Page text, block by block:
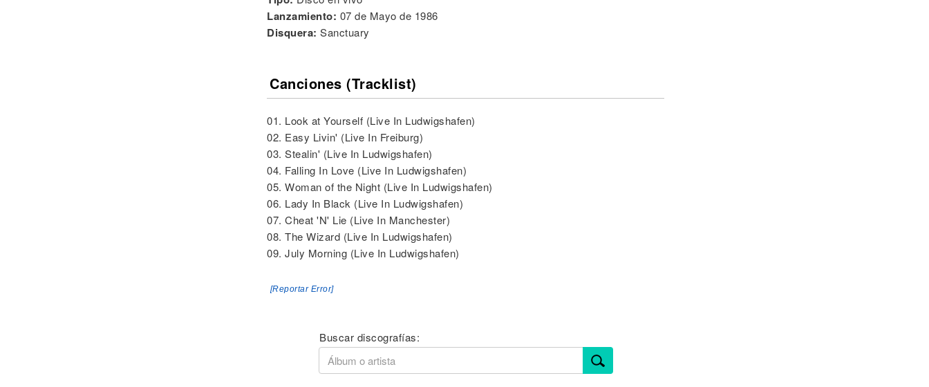
Lanzamiento: 07 de Mayo de 1986
Disquera:Sanctuary
Canciones (Tracklist)
01. Look at Yourself (Live In Ludwigshafen)
02. Easy Livin' (Live In Freiburg)
03. Stealin' (Live In Ludwigshafen)
04. Falling In Love (Live In Ludwigshafen)
05. Woman of the Night (Live In Ludwigshafen)
06. Lady In Black (Live In Ludwigshafen)
07. Cheat 'N' Lie (Live In Manchester)
08. The Wizard (Live In Ludwigshafen)
09. July Morning (Live In Ludwigshafen)
[Reportar Error]
Buscar discografías: